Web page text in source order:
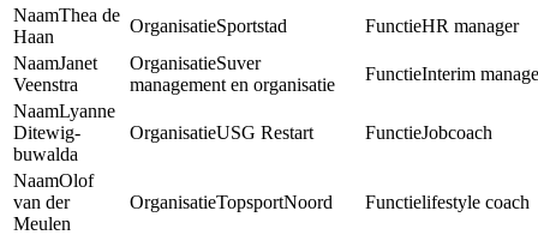
Thea de
Haan
Sportstad
HR manager
Janet
Veenstra
Suver
management en organisatie
Interim
Lyanne
Ditewig-
buwalda
USG Restart Jobcoach
Olof
van der
Meulen
TopsportNoord lifestyle coach